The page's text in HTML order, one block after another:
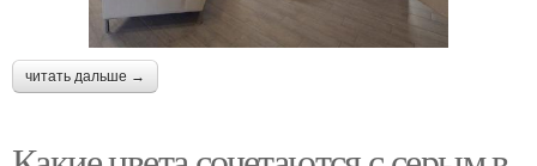
читать дальше →